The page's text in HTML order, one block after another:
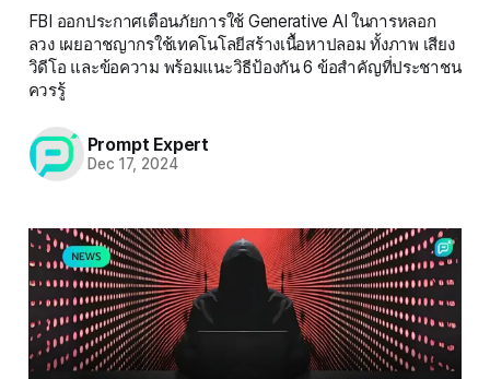
FBI ออกประกาศเตือนภัยการใช้ Generative AI ในการหลอก
ลวง เผยอาชญากรใช้เทคโนโลยีสร้างเนื้อหาปลอม ทั้งภาพ เสียง
วิดีโอ และข้อความ พร้อมแนะวิธีป้องกัน 6 ข้อสำคัญที่ประชาชน
ควรรู้
Prompt Expert
Dec 17, 2024